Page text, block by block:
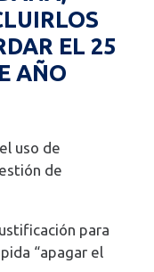
EL 25
AÑO
uso de
de
para
“apagar el